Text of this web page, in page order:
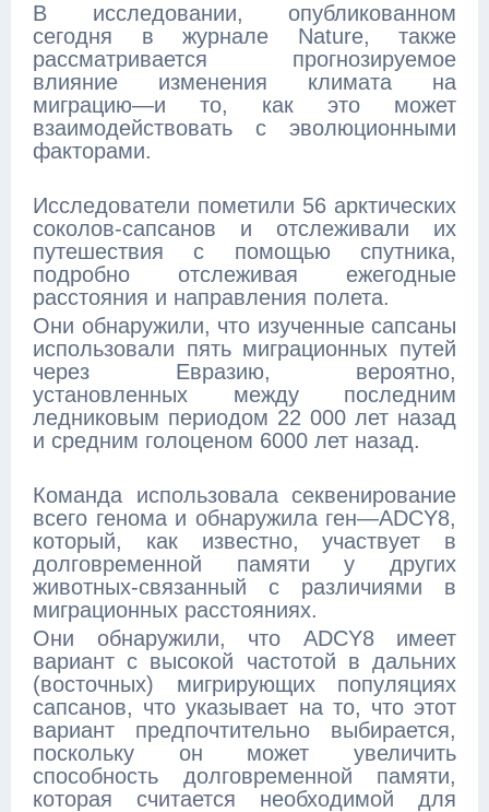
В исследовании, опубликованном
сегодня в журнале Nature, также
рассматривается прогнозируемое
влияние изменения климата на
миграцию—и то, как это может
взаимодействовать с эволюционными
факторами.
Исследователи пометили 56 арктических
соколов-сапсанов и отслеживали их
путешествия с помощью спутника,
подробно отслеживая ежегодные
расстояния и направления полета.
Они обнаружили, что изученные сапсаны
использовали пять миграционных путей
через Евразию, вероятно,
установленных между последним
ледниковым периодом 22 000 лет назад
и средним голоценом 6000 лет назад.
Команда использовала секвенирование
всего генома и обнаружила ген—ADCY8,
который, как известно, участвует в
долговременной памяти у других
животных-связанный с различиями в
миграционных расстояниях.
Они обнаружили, что ADCY8 имеет
вариант с высокой частотой в дальних
(восточных) мигрирующих популяциях
сапсанов, что указывает на то, что этот
вариант предпочтительно выбирается,
поскольку он может увеличить
способность долговременной памяти,
которая считается необходимой для